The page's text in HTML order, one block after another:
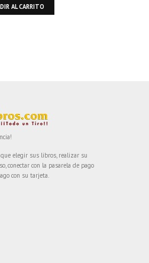
AL CARRITO
elegir sus libros, realizar su
conectar con la pasarela de pago
con su tarjeta.